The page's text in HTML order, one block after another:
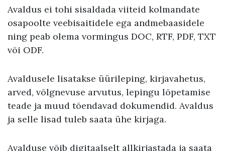
Avaldus ei tohi sisaldada viiteid kolmandate
osapoolte veebisaitidele ega andmebaasidele
ning peab olema vormingus DOC, RTF, PDF, TXT
või ODF.
Avaldusele lisatakse üürileping, kirjavahetus,
arved, võlgnevuse arvutus, lepingu lõpetamise
teade ja muud tõendavad dokumendid. Avaldus
ja selle lisad tuleb saata ühe kirjaga.
Avalduse võib digitaalselt allkirjastada ja saata